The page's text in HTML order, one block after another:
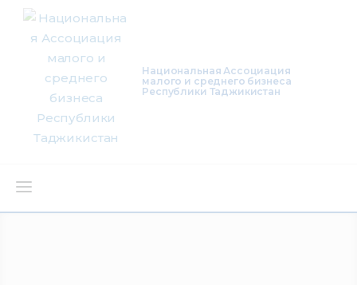
Национальная Ассоциация
малого и среднего бизнеса
Республики Таджикистан
О нас